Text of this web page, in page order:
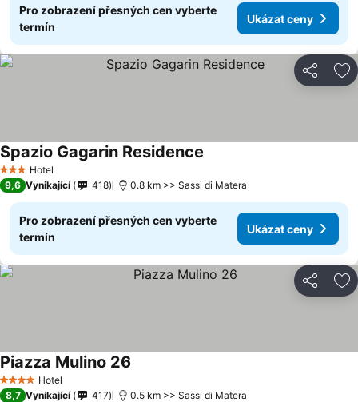
Pro zobrazení přesných cen vyberte
termín
Ukázat ceny
Sdílet
3 Počet hvězdiček
Hotel
Spazio Gagarin Residence
9,6 Vynikající 418 0.8 km >> Sassi di Matera
Pro zobrazení přesných cen vyberte
termín
Ukázat ceny
Sdílet
4 Počet hvězdiček
Hotel
Piazza Mulino 26
8,7 Vynikající 417 0.5 km >> Sassi di Matera